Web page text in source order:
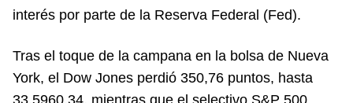
interés por parte de la Reserva Federal (Fed).
Tras el toque de la campana en la bolsa de Nueva
York, el Dow Jones perdió 350,76 puntos, hasta
33.5960,34, mientras que el selectivo S&P 500